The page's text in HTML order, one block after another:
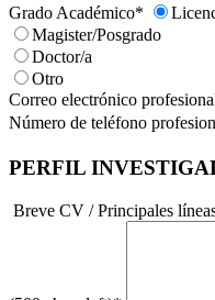
Grado Académico*
Magister/Posgrado
Doctor/a
Otro
Correo electrónico
Número de teléfono
PERFIL
Breve CV / Principales